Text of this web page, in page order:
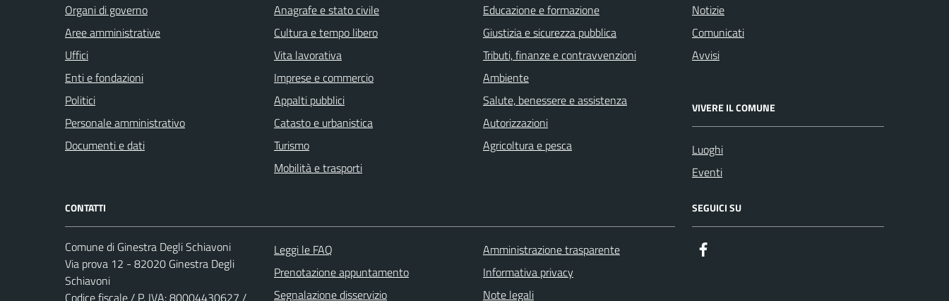
Organi di governo
Aree amministrative
Uffici
Enti e fondazioni
Politici
Personale amministrativo
Documenti e dati
Anagrafe e stato civile
Cultura e tempo libero
Vita lavorativa
Imprese e commercio
Appalti pubblici
Catasto e urbanistica
Turismo
Mobilità e trasporti
Educazione e formazione
Giustizia e sicurezza pubblica
Tributi, finanze e contravvenzioni
Ambiente
Salute, benessere e assistenza
Autorizzazioni
Agricoltura e pesca
Notizie
Comunicati
Avvisi
VIVERE IL COMUNE
Luoghi
Eventi
CONTATTI
Comune di Ginestra Degli Schiavoni
Via prova 12 - 82020 Ginestra Degli
Schiavoni
Leggi le FAQ
Prenotazione appuntamento
Segnalazione disservizio
Amministrazione trasparente
Informativa privacy
Note legali
SEGUICI SU